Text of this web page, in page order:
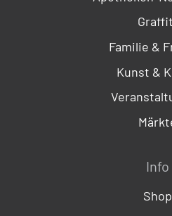
Familie &
Kunst &
Info
Shop